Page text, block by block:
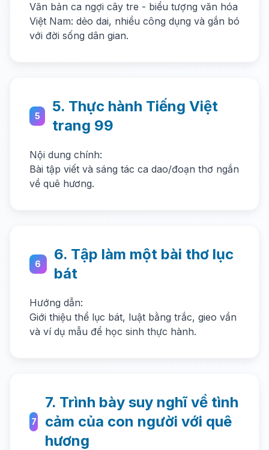
Văn bản ca ngợi cây tre - biểu tượng văn hóa
Việt Nam: dẻo dai, nhiều công dụng và gắn bó
với đời sống dân gian.
5
5. Thực hành Tiếng Việt
trang 99
Nội dung chính:
Bài tập viết và sáng tác ca dao/đoạn thơ ngắn
về quê hương.
6
6. Tập làm một bài thơ lục
bát
Hướng dẫn:
Giới thiệu thể lục bát, luật bằng trắc, gieo vần
và ví dụ mẫu để học sinh thực hành.
7
7. Trình bày suy nghĩ về tình
cảm của con người với quê
hương